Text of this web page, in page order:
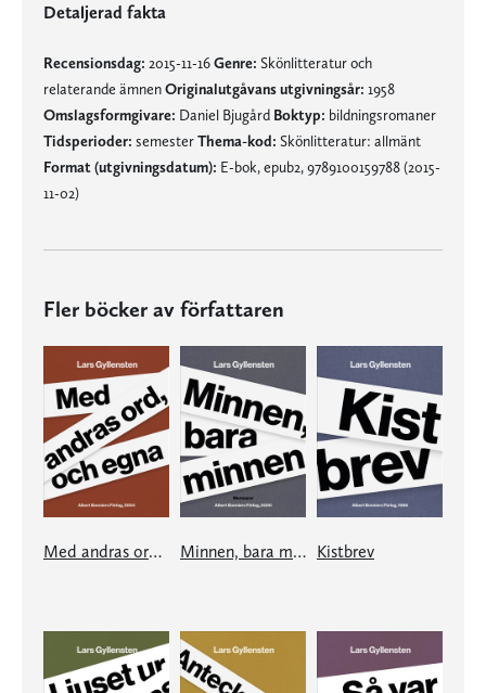
Detaljerad fakta
Recensionsdag: 2015-11-16Genre: Skönlitteratur och
relaterande ämnenOriginalutgåvans utgivningsår: 1958
Omslagsformgivare: Daniel Bjugård Boktyp: bildningsromaner
Tidsperioder: semesterThema-kod: Skönlitteratur: allmänt
Format (utgivningsdatum): E-bok, epub2, 9789100159788 (2015-
11-02)
Fler böcker av författaren
Med andras ord, och egna Minnen, bara minnen Kistbrev